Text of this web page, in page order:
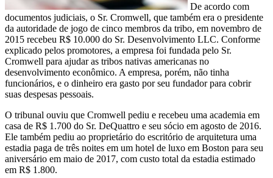
De acordo com
documentos judiciais, o Sr. Cromwell, que também era o presidente
da autoridade de jogo de cinco membros da tribo, em novembro de
2015 recebeu R$ 10.000 do Sr. Desenvolvimento LLC. Conforme
explicado pelos promotores, a empresa foi fundada pelo Sr.
Cromwell para ajudar as tribos nativas americanas no
desenvolvimento econômico. A empresa, porém, não tinha
funcionários, e o dinheiro era gasto por seu fundador para cobrir
suas despesas pessoais.
O tribunal ouviu que Cromwell pediu e recebeu uma academia em
casa de R$ 1.700 do Sr. DeQuattro e seu sócio em agosto de 2016.
Ele também pediu ao proprietário do escritório de arquitetura uma
estadia paga de três noites em um hotel de luxo em Boston para seu
aniversário em maio de 2017, com custo total da estadia estimado
em R$ 1.800.